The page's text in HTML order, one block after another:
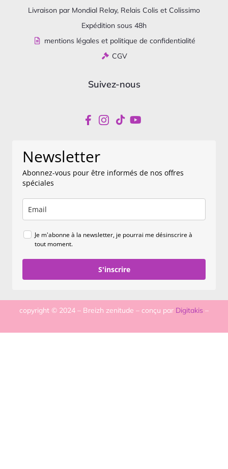
Livraison par Mondial Relay, Relais Colis et Colissimo
Expédition sous 48h
mentions légales et politique de confidentialité
CGV
Suivez-nous
Newsletter
Abonnez-vous pour être informés de nos offres
spéciales
Je m'abonne à la newsletter, je pourrai me désinscrire à
tout moment.
S'inscrire
copyright © 2024 – Breizh zenitude – conçu par Digitakis –